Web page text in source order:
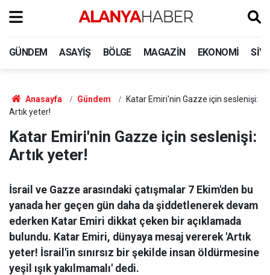
GÜNDEM ASAYIŞ BÖLGE MAGAZIN EKONOMI
Anasayfa Gündem
Katar Emiri'nin Gazze için seslenişi:
Artık yeter!
Katar Emiri'nin Gazze için seslenişi:
Artık yeter!
İsrail ve Gazze arasındaki çatışmalar 7 Ekim'den bu
yanada her geçen gün daha da şiddetlenerek devam
ederken Katar Emiri dikkat çeken bir açıklamada
bulundu. Katar Emiri, dünyaya mesaj vererek 'Artık
yeter! İsrail'in sınırsız bir şekilde insan öldürmesine
yeşil ışık yakılmamalı' dedi.